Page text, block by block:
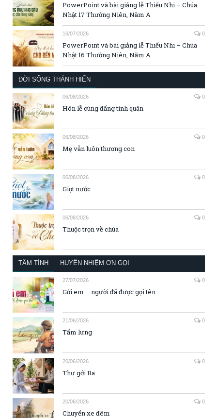
PowerPoint và bài giảng lễ Thiếu Nhi – Chúa
Nhật 17 Thường Niên, Năm A
16/07/2026 0
PowerPoint và bài giảng lễ Thiếu Nhi – Chúa
Nhật 16 Thường Niên, Năm A
ĐỜI SỐNG THÁNH HIẾN
06/08/2026 0
Hôn lễ cùng đấng tình quân
06/08/2026 0
Mẹ vẫn luôn thương con
06/08/2026 0
Giọt nước
06/08/2026 0
Thuộc trọn về chúa
TÂM TÌNH HUYỀN NHIỆM ƠN GỌI
27/07/2026 0
Gởi em – người đã được gọi tên
21/06/2026 0
Tấm lưng
20/06/2026 0
Thư gởi Ba
20/06/2026 0
Chuyến xe đêm